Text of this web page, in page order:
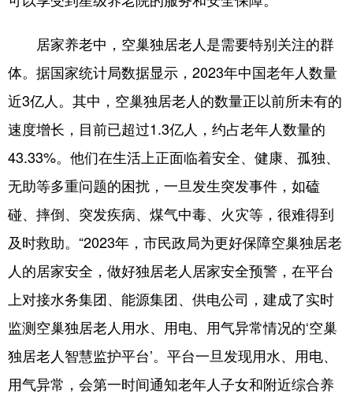
居家养老中，空巢独居老人是需要特别关注的群
体。据国家统计局数据显示，2023年中国老年人数量
近3亿人。其中，空巢独居老人的数量正以前所未有的
速度增长，目前已超过1.3亿人，约占老年人数量的
43.33%。他们在生活上正面临着安全、健康、孤独、
无助等多重问题的困扰，一旦发生突发事件，如磕
碰、摔倒、突发疾病、煤气中毒、火灾等，很难得到
及时救助。“2023年，市民政局为更好保障空巢独居老
人的居家安全，做好独居老人居家安全预警，在平台
上对接水务集团、能源集团、供电公司，建成了实时
监测空巢独居老人用水、用电、用气异常情况的‘空巢
独居老人智慧监护平台’。平台一旦发现用水、用电、
用气异常，会第一时间通知老年人子女和附近综合养